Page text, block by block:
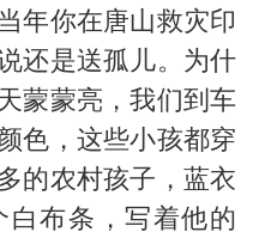
年你在唐山救灾印
还是送孤儿。为什
蒙蒙亮，我们到车
色，这些小孩都穿
的农村孩子，蓝衣
布条，写着他的